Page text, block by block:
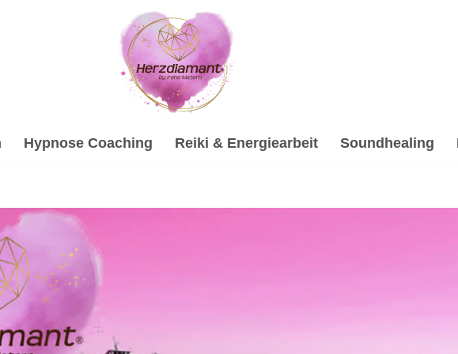
Hypnose Coaching Reiki & Energiearbeit Soundhealing
bei ↗️💓️Herzdiamant.net als auch ✓Hypnose, Soundhealing & Reiki,
Beraterin bietet ✓Psychologische Beratung, ✓Gesprächstherapie,
nur einen Anruf entfernt ✉.